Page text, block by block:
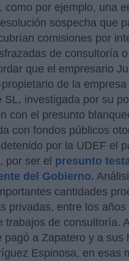
como por ejemplo, una
sospecha que
comisiones por
de consultoría
que el empresario
de la empresa
SL, investigada por su
con el presunto
con fondos públicos
por la UDEF el
por ser el presunto
del Gobierno.
cantidades
privadas, entre los
trabajos de consultoría.
pagó a Zapatero y a sus
Espinosa, en esas